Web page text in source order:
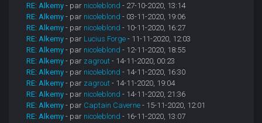
RE: Alkemy - par nicoleblond - 27-10-2020, 13:14
RE: Alkemy - par nicoleblond - 03-11-2020, 19:06
RE: Alkemy - par nicoleblond - 10-11-2020, 16:27
RE: Alkemy - par Lucius Forge - 11-11-2020, 12:03
RE: Alkemy - par nicoleblond - 12-11-2020, 18:55
RE: Alkemy - par zagrout - 14-11-2020, 00:23
RE: Alkemy - par nicoleblond - 14-11-2020, 16:30
RE: Alkemy - par zagrout - 14-11-2020, 19:04
RE: Alkemy - par nicoleblond - 14-11-2020, 21:36
RE: Alkemy - par Captain Caverne - 15-11-2020, 12:01
RE: Alkemy - par nicoleblond - 16-11-2020, 13:07